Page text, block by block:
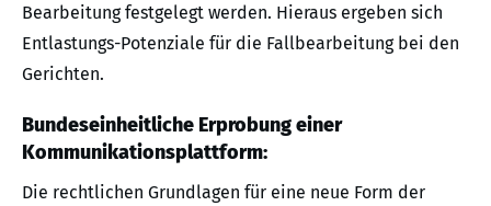
Bearbeitung festgelegt werden. Hieraus ergeben sich
Entlastungs-Potenziale für die Fallbearbeitung bei den
Gerichten.
Bundeseinheitliche Erprobung einer
Kommunikationsplattform:
Die rechtlichen Grundlagen für eine neue Form der